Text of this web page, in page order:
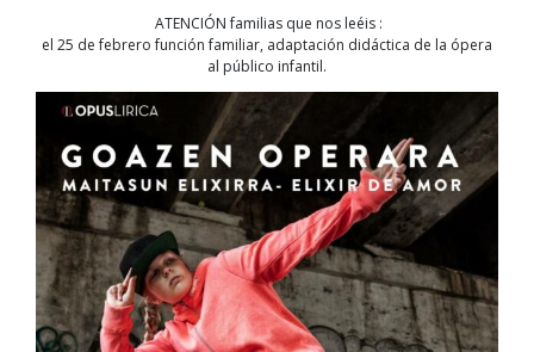
ATENCIÓN familias que nos leéis :
el 25 de febrero función familiar, adaptación didáctica de la ópera
al público infantil.